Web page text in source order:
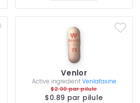
Venlor
Active ingredient Venlafaxine
$2.00 par pilule
$0.89 par pilule